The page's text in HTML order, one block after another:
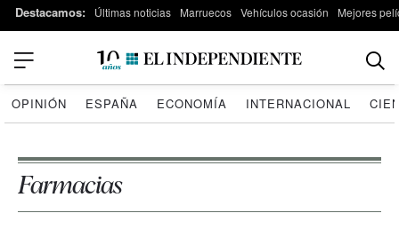
Destacamos: Últimas noticias Marruecos Vehículos ocasión Mejores
OPINIÓN ESPAÑA ECONOMÍA INTERNACIONAL
Farmacias